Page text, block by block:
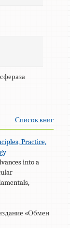
Список книг
Practice,
into a
«Обмен